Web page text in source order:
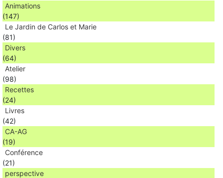
Animations
(147)
Le Jardin de Carlos et Marie
(81)
Divers
(64)
Atelier
(98)
Recettes
(24)
Livres
(42)
CA-AG
(19)
Conférence
(21)
perspective